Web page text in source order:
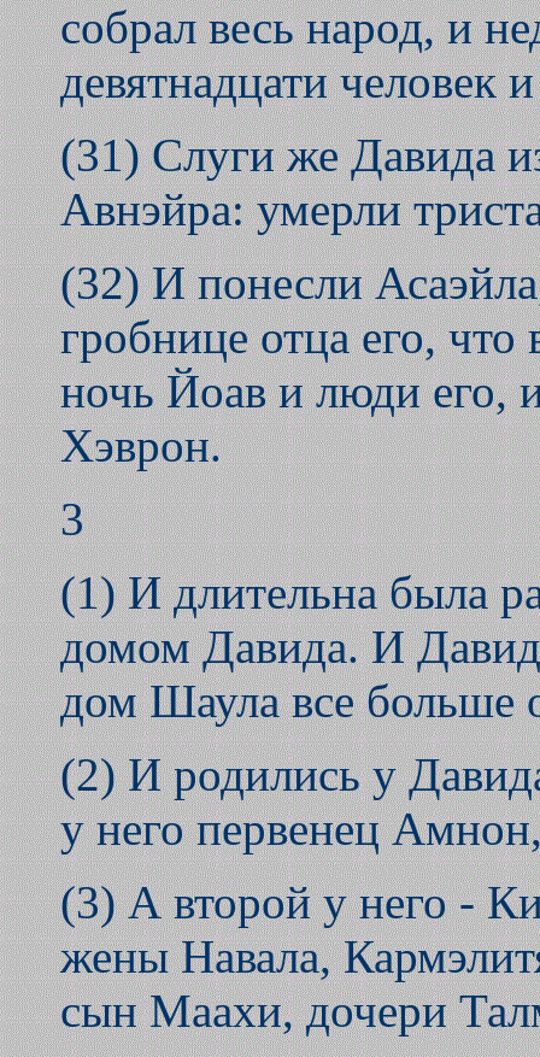
собрал весь народ, и
девятнадцати человек
(31) Слуги же Давида
Авнэйра: умерли
(32) И понесли
гробнице отца его,
ночь Йоав и люди его,
Хэврон.
3
(1) И длительна была
домом Давида. И Давид
дом Шаула все больше
(2) И родились у
у него первенец
(3) А второй у него -
жены Навала,
сын Маахи, дочери